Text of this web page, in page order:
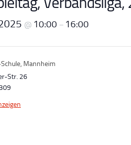
@ 10:00 – 16:00
Mannheim
Str. 26